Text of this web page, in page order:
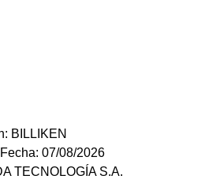
BILLIKEN
07/08/2026
TECNOLOGÍA S.A.